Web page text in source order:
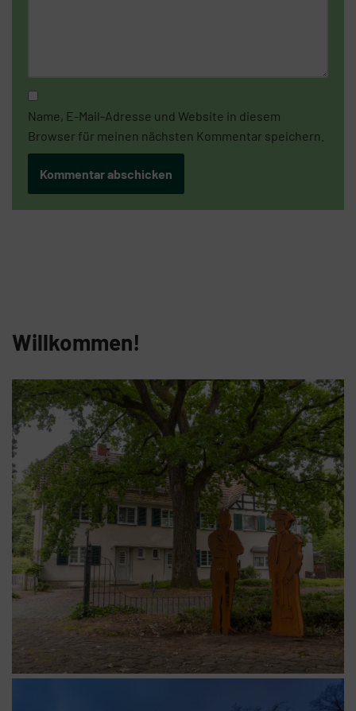
Name, E-Mail-Adresse und Website in diesem
Browser für meinen nächsten Kommentar speichern.
Willkommen!